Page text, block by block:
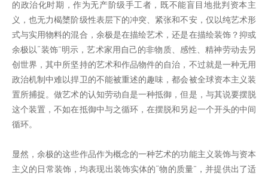
的政治化时期，作为无产阶级手工者，既不能盲目地批判资本主
义，也无力楬橥阶级性表层下的冲突、紧张和不安，仅以纯艺术形
式与实用物料的混合，余极是在描绘艺术，还是在描绘装饰？抑或
余极以“装饰”明示，艺术家用自己的非物质、感性、精神劳动去另
创世界，其中所坚持的艺术和作品物件的自治，不过就是一种无用
政治机制中难以捍卫的不能被重述的趣味，都会被全球资本主义装
置所捕捉。做艺术的认知劳动自是一种抵御，但是，与其说要摆脱
这个装置，不如在抵御中与之循环，在摆脱和另起一个开头的中间
循环。
显然，余极的这些作品作为概念的一种艺术的功能主义装饰与资本
主义的日常装饰，均表现出装饰实体的“物的质量”，并提供出了适